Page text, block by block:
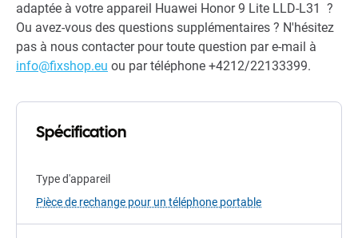
adaptée à votre appareil Huawei Honor 9 Lite LLD-L31 ?
Ou avez-vous des questions supplémentaires ? N'hésitez
pas à nous contacter pour toute question par e-mail à
info@fixshop.eu ou par téléphone +4212/22133399.
Spécification
Type d'appareil
Pièce de rechange pour un téléphone portable